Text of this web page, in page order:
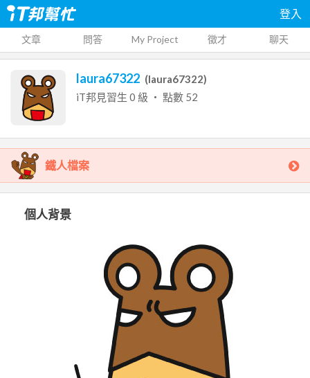
登入
文章 問答 My Project 徵才 聊天
laura67322 (laura67322)
iT邦見習生 0 級 ‧ 點數 52
鐵人檔案
個人背景